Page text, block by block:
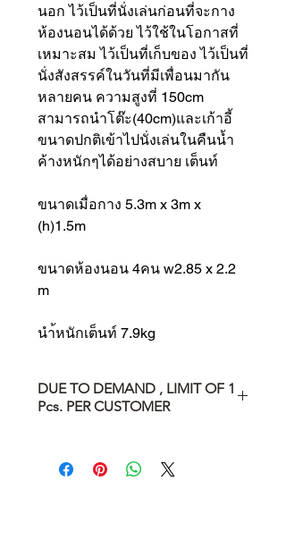
นอก ไว้เป็นที่นั่งเล่นก่อนที่จะกาง
ห้องนอนได้ด้วย ไว้ใช้ในโอกาสที่
เหมาะสม ไว้เป็นที่เก็บของ ไว้เป็นที่
นั่งสังสรรค์ในวันที่มีเพื่อนมากัน
หลายคน ความสูงที่ 150cm
สามารถนำโต๊ะ(40cm)และเก้าอี้
ขนาดปกติเข้าไปนั่งเล่นในคืนน้ำ
ค้างหนักๆได้อย่างสบาย เต็นท์
ขนาดเมื่อกาง 5.3m x 3m x
(h)1.5m
ขนาดห้องนอน 4คน w2.85 x 2.2
m
นำ้หนักเต็นท์ 7.9kg
DUE TO DEMAND , LIMIT OF 1
Pcs. PER CUSTOMER
Pcs. PER CUSTOMER
จำกัดจำนวนการซื้อ ตามเงื่อนไขของ